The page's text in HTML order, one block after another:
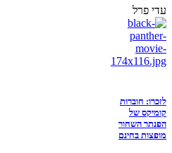
עדי פרל
לזכרו: חוברות
קומיקס של
הפנתר השחור
מופצות בחינם